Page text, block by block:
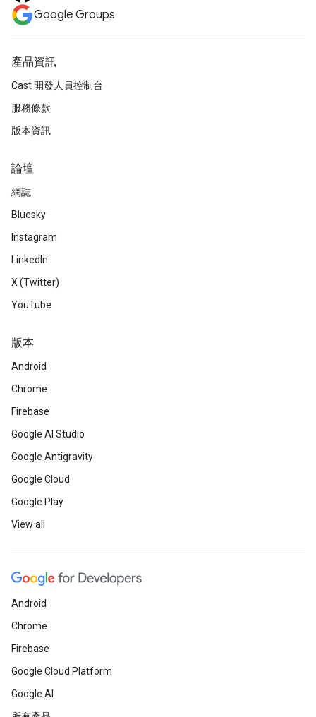
Google Groups
產品資訊
Cast 開發人員控制台
服務條款
版本資訊
論壇
網誌
Bluesky
Instagram
LinkedIn
X (Twitter)
YouTube
版本
Android
Chrome
Firebase
Google AI Studio
Google Antigravity
Google Cloud
Google Play
View all
Android
Chrome
Firebase
Google Cloud Platform
Google AI